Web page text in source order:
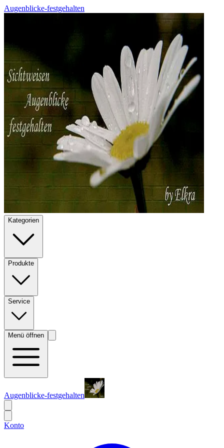
Augenblicke-festgehalten
Kategorien
Produkte
Service
Menü öffnen
Augenblicke-festgehalten
Konto